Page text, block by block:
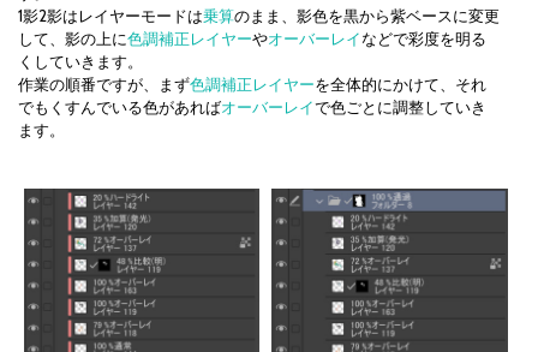
1影2影はレイヤーモードは乗算のまま、影色を黒から紫ベースに変更
して、影の上に色調補正レイヤーやオーバーレイなどで彩度を明る
くしていきます。
作業の順番ですが、まず色調補正レイヤーを全体的にかけて、それ
でもくすんでいる色があればオーバーレイで色ごとに調整していき
ます。